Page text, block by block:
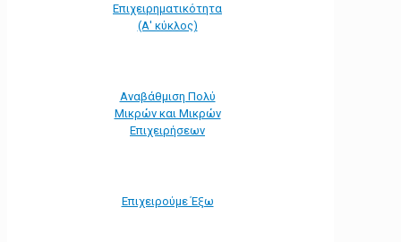
Επιχειρηματικότητα
(Α' κύκλος)
Αναβάθμιση Πολύ
Μικρών και Μικρών
Επιχειρήσεων
Επιχειρούμε Έξω